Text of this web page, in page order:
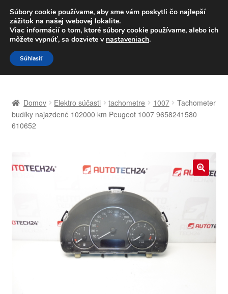
DOPRAVA od 6 EUR
Po–Pi 09:00–16:00 233 221 276
Preskočiť
na
navigáciu
Preskočiť
na
obsah
Celosvetová preprava
Kontakt
Môj účet
Domov Elektro súčasti tachometre 1007
Tachometer
budíky najazdené 102000 km Peugeot 1007 9658241580
610652
Súbory cookie používame, aby sme vám poskytli čo najlepší
zážitok na našej webovej lokalite.
Viac informácií o tom, ktoré súbory cookie používame, alebo ich
môžete vypnúť, sa dozviete v nastaveniach.
Súhlasiť